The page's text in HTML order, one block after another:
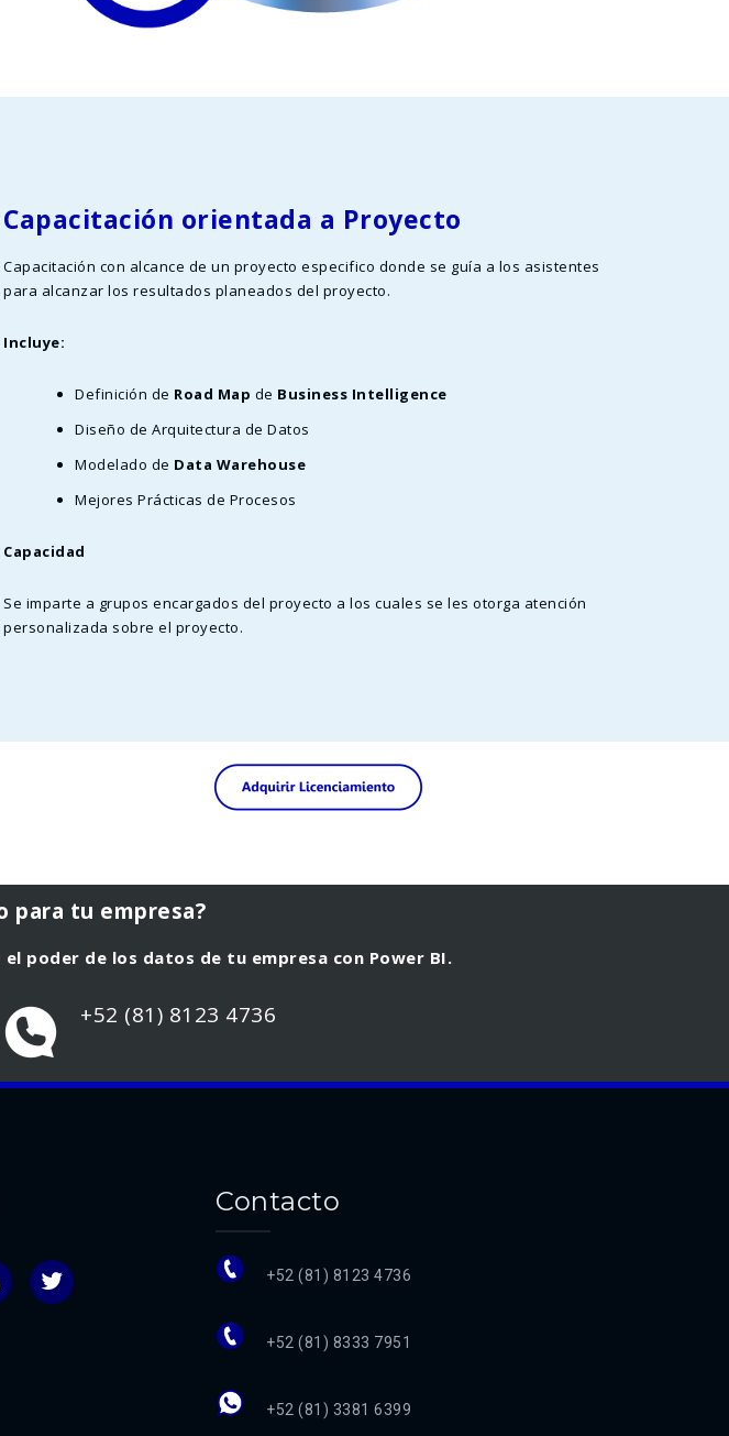
Capacitación orientada a Proyecto
Capacitación con alcance de un proyecto especifico donde se guía a los asistentes
para alcanzar los resultados planeados del proyecto.
Incluye:
Definición de Road Map de Business Intelligence
Diseño de Arquitectura de Datos
Modelado de Data Warehouse
Mejores Prácticas de Procesos
Capacidad
Se imparte a grupos encargados del proyecto a los cuales se les otorga atención
personalizada sobre el proyecto.
para tu empresa?
poder de los datos de tu empresa con Power BI.
+52 (81) 8123 4736
LinkedInTwitter
Contacto
+52 (81) 8123 4736
+52 (81) 8333 7951
+52 (81) 3381 6399